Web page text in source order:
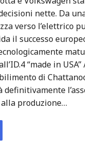
nette. Da
verso l’elettrico
il successo
“made in
di
definitivamente
produzione…